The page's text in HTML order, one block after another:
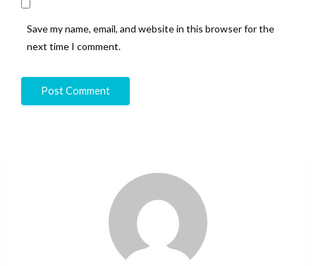
Save my name, email, and website in this browser for the
next time I comment.